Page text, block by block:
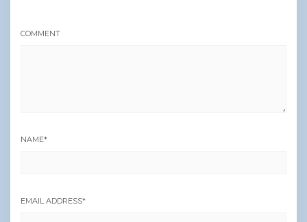
COMMENT
NAME*
EMAIL ADDRESS*